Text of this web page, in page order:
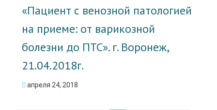
«Пациент с венозной патологией
на приеме: от варикозной
болезни до ПТС». г. Воронеж,
21.04.2018г.
апреля 24, 2018